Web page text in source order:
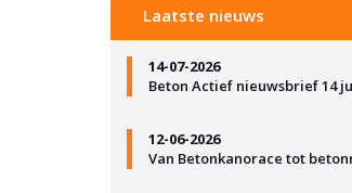
Laatste nieuws
14-07-2026
Beton Actief nieuwsbrief 14
12-06-2026
Van Betonkanorace tot